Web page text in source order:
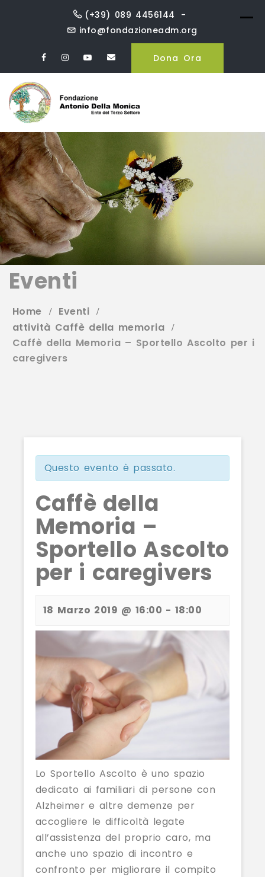
(+39) 089 4456144
info@fondazioneadm.org
Dona Ora
Eventi
Home
Eventi
attività Caffè della memoria
Caffè della Memoria – Sportello Ascolto per i
caregivers
Questo evento è passato.
Caffè della
Memoria –
Sportello Ascolto
per i caregivers
18 Marzo 2019 @ 16:00 - 18:00
Lo Sportello Ascolto è uno spazio
dedicato ai familiari di persone con
Alzheimer e altre demenze per
accogliere le difficoltà legate
all’assistenza del proprio caro, ma
anche uno spazio di incontro e
confronto per migliorare il compito